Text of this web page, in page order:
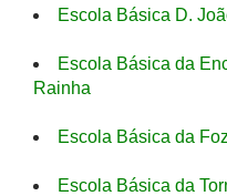
Escola Básica D.
Escola Básica da
Rainha
Escola Básica da
Escola Básica da